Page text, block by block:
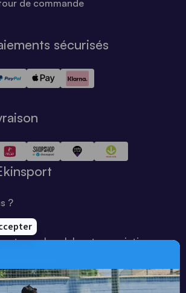
de commande
sécurisés
?
pour les clubs et associations
Ekinsport